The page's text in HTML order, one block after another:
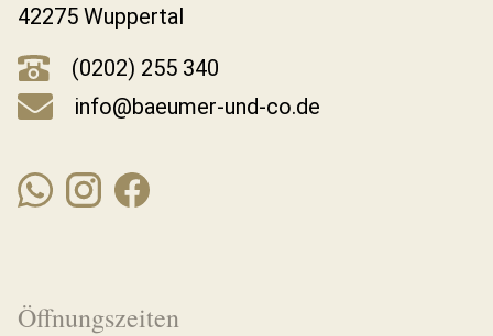
42275 Wuppertal
(0202) 255 340
info@baeumer-und-co.de
Öffnungszeiten